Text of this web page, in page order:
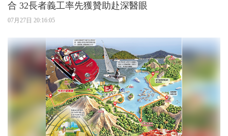
合 32長者義工率先獲贊助赴深醫眼
07月27日 20:16:05